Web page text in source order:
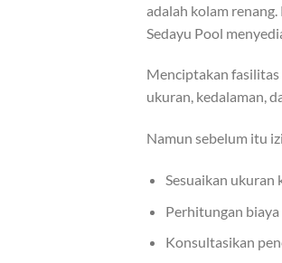
adalah kolam
Sedayu Pool
Menciptakan fasilitas
ukuran, kedalaman,
Namun sebelum itu
Sesuaikan ukuran
Perhitungan
Konsultasikan